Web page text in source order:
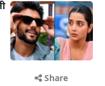
Share